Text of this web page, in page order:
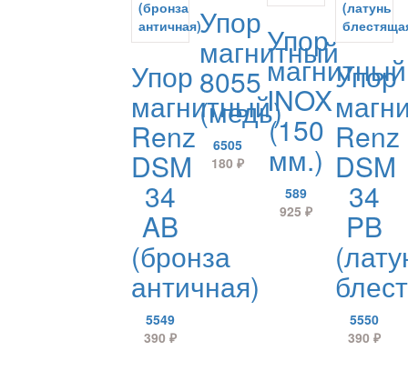
Упор
магнитный
Renz
DSM
34
AB
(бронза
античная)
5549
390 ₽
Упор
магнитный
8055
(медь)
6505
180₽
Упор
магнитный
INOX
(150
мм.)
589
925₽
Упор
Renz
DSM
34
PB
5550
390 ₽